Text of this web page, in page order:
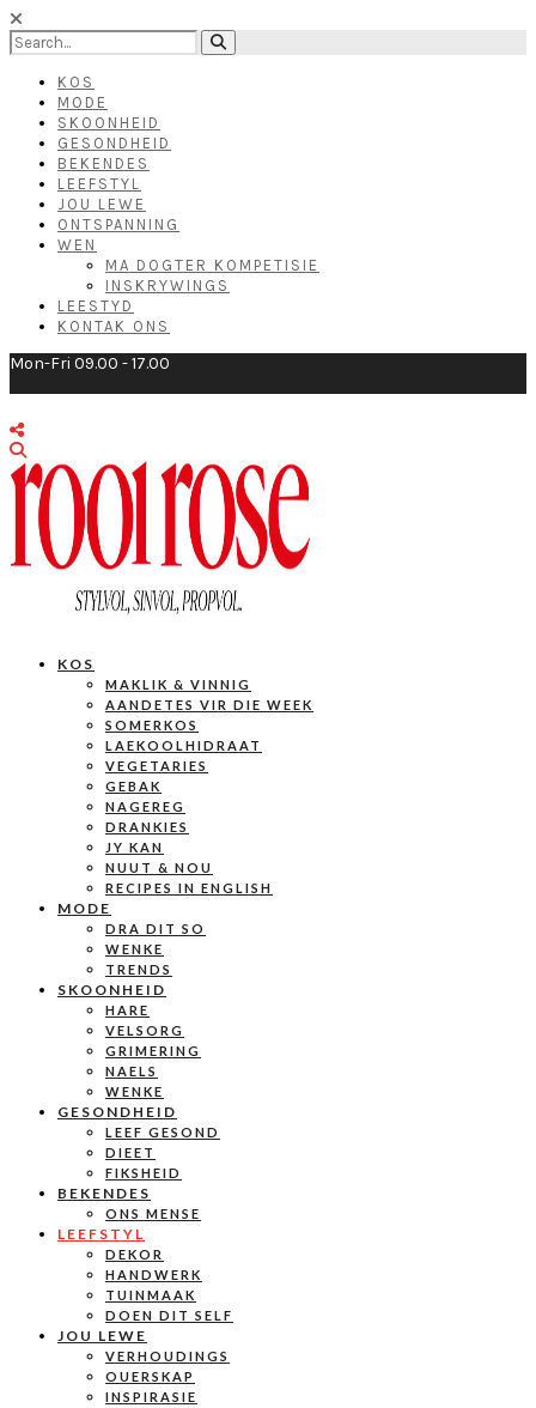
KOS
MODE
SKOONHEID
GESONDHEID
BEKENDES
LEEFSTYL
JOU LEWE
ONTSPANNING
WEN
MA DOGTER KOMPETISIE
INSKRYWINGS
LEESTYD
KONTAK ONS
Mon-Fri 09.00 - 17.00
KOS
MAKLIK & VINNIG
AANDETES VIR DIE WEEK
SOMERKOS
LAEKOOLHIDRAAT
VEGETARIES
GEBAK
NAGEREG
DRANKIES
JY KAN
NUUT & NOU
RECIPES IN ENGLISH
MODE
DRA DIT SO
WENKE
TRENDS
SKOONHEID
HARE
VELSORG
GRIMERING
NAELS
WENKE
GESONDHEID
LEEF GESOND
DIEET
FIKSHEID
BEKENDES
ONS MENSE
LEEFSTYL
DEKOR
HANDWERK
TUINMAAK
DOEN DIT SELF
JOU LEWE
VERHOUDINGS
OUERSKAP
INSPIRASIE